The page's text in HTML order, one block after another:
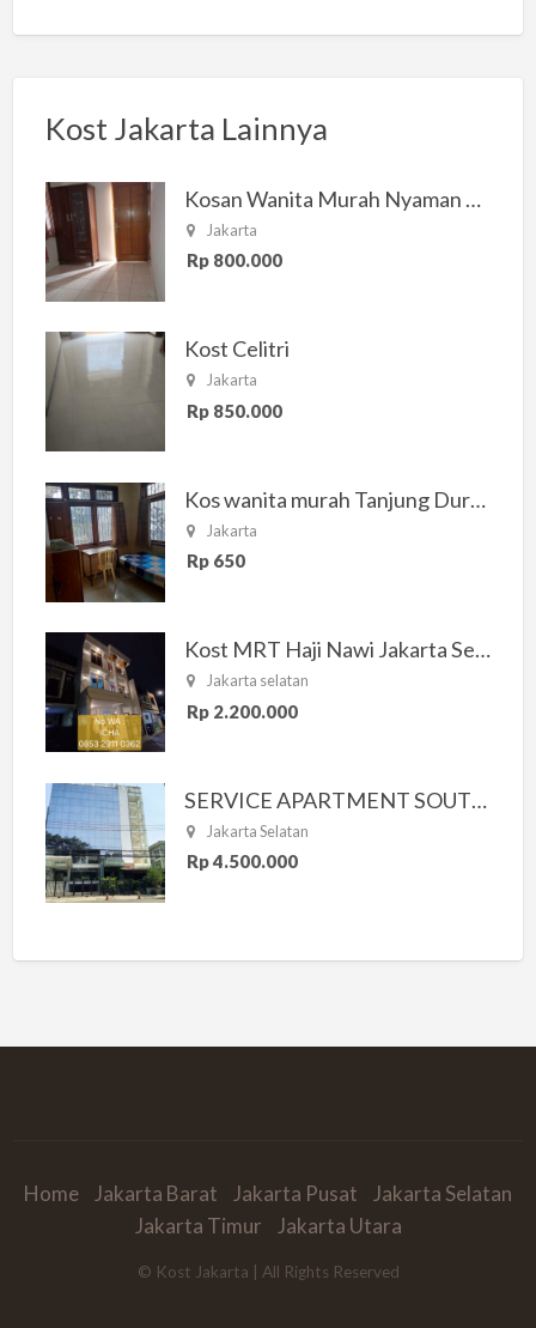
Kost Jakarta Lainnya
Kosan Wanita Murah Nyaman di Jakarta Selatan
Jakarta
Rp 800.000
Kost Celitri
Jakarta
Rp 850.000
Kos wanita murah Tanjung Duren Jakarta Barat
Jakarta
Rp 650
Kost MRT Haji Nawi Jakarta Selatan
Jakarta selatan
Rp 2.200.000
SERVICE APARTMENT SOUTH RESIDENCE
Jakarta Selatan
Rp 4.500.000
Home Jakarta Barat Jakarta Pusat
Jakarta Selatan
Jakarta Timur
Jakarta Utara
© Kost Jakarta | All Rights Reserved